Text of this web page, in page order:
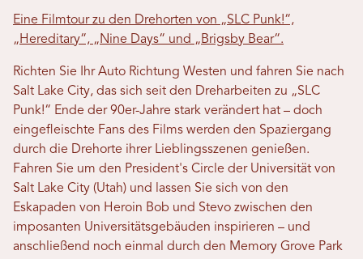
Eine Filmtour zu den Drehorten von „SLC Punk!“,
„Hereditary“, „Nine Days“ und „Brigsby Bear“.
Richten Sie Ihr Auto Richtung Westen und fahren Sie nach
Salt Lake City, das sich seit den Dreharbeiten zu „SLC
Punk!“ Ende der 90er-Jahre stark verändert hat – doch
eingefleischte Fans des Films werden den Spaziergang
durch die Drehorte ihrer Lieblingsszenen genießen.
Fahren Sie um den President's Circle der Universität von
Salt Lake City (Utah) und lassen Sie sich von den
Eskapaden von Heroin Bob und Stevo zwischen den
imposanten Universitätsgebäuden inspirieren – und
anschließend noch einmal durch den Memory Grove Park